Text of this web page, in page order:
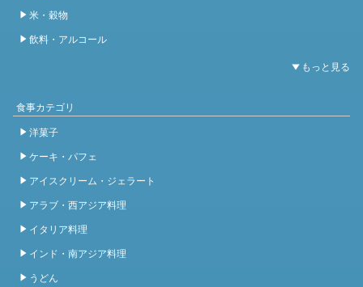
米・穀物
飲料・アルコール
食事カテゴリ
洋菓子
ケーキ・パフェ
アイスクリーム・ジェラート
アラブ・西アジア料理
イタリア料理
インド・南アジア料理
うどん